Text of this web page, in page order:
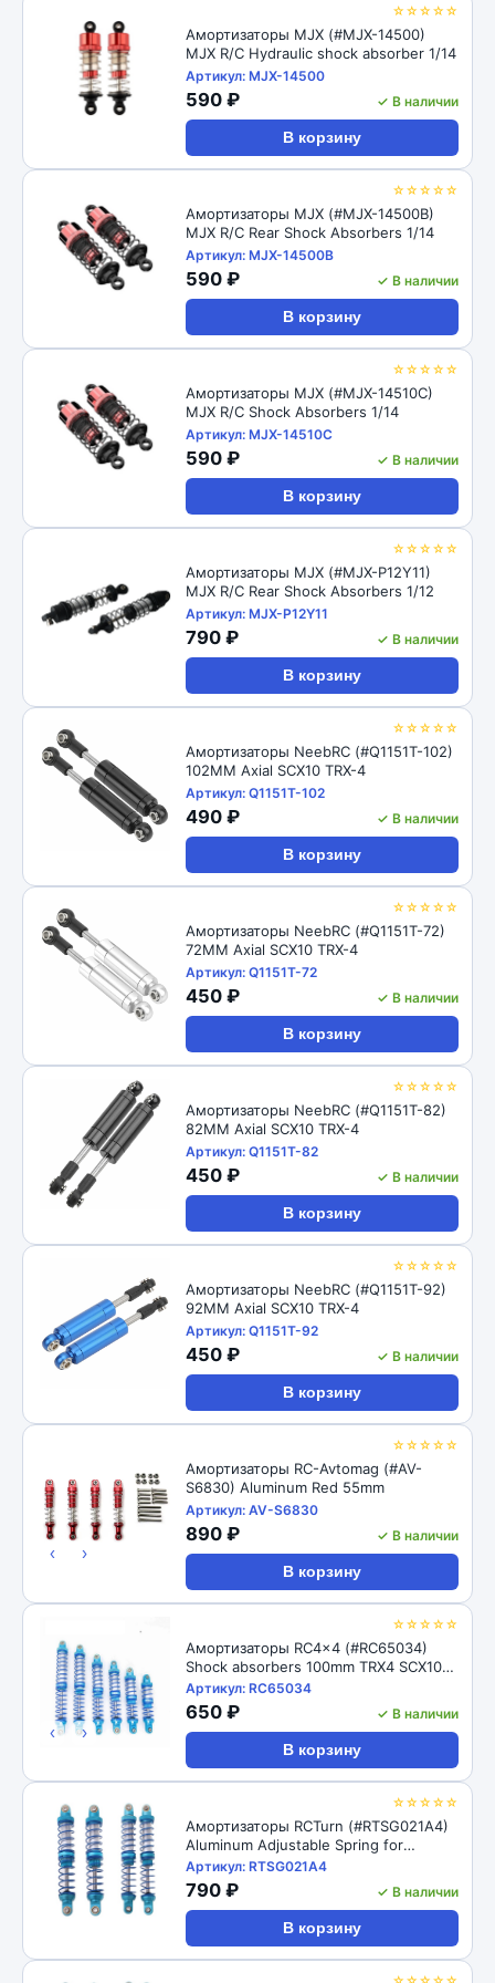
☆☆☆☆☆
Амортизаторы MJX (#MJX-14500)
MJX R/C Hydraulic shock absorber 1/14
Артикул: MJX-14500
590 ₽ ✓ В наличии
В корзину
☆☆☆☆☆
Амортизаторы MJX (#MJX-14500B)
MJX R/C Rear Shock Absorbers 1/14
Артикул: MJX-14500B
590 ₽ ✓ В наличии
В корзину
☆☆☆☆☆
Амортизаторы MJX (#MJX-14510C)
MJX R/C Shock Absorbers 1/14
Артикул: MJX-14510C
590 ₽ ✓ В наличии
В корзину
☆☆☆☆☆
Амортизаторы MJX (#MJX-P12Y11)
MJX R/C Rear Shock Absorbers 1/12
Артикул: MJX-P12Y11
790 ₽ ✓ В наличии
В корзину
☆☆☆☆☆
Амортизаторы NeebRC (#Q1151T-102)
102MM Axial SCX10 TRX-4
Артикул: Q1151T-102
490 ₽ ✓ В наличии
В корзину
☆☆☆☆☆
Амортизаторы NeebRC (#Q1151T-72)
72MM Axial SCX10 TRX-4
Артикул: Q1151T-72
450 ₽ ✓ В наличии
В корзину
☆☆☆☆☆
Амортизаторы NeebRC (#Q1151T-82)
82MM Axial SCX10 TRX-4
Артикул: Q1151T-82
450 ₽ ✓ В наличии
В корзину
☆☆☆☆☆
Амортизаторы NeebRC (#Q1151T-92)
92MM Axial SCX10 TRX-4
Артикул: Q1151T-92
450 ₽ ✓ В наличии
В корзину
☆☆☆☆☆
‹ ›
Амортизаторы RC-Avtomag (#AV-
S6830) Aluminum Red 55mm
Артикул: AV-S6830
890 ₽ ✓ В наличии
В корзину
☆☆☆☆☆
‹ ›
Амортизаторы RC4x4 (#RC65034)
Shock absorbers 100mm TRX4 SCX10
D90 1/10
Артикул: RC65034
650 ₽ ✓ В наличии
В корзину
☆☆☆☆☆
Амортизаторы RCTurn (#RTSG021A4)
Aluminum Adjustable Spring for
Crawler - Black 1pair/set(2pcs)
100x15mm
Артикул: RTSG021A4
790 ₽ ✓ В наличии
В корзину